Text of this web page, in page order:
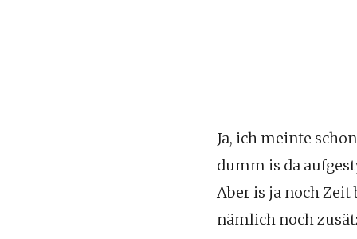
Ja, ich meinte
dumm is da
Aber is ja noch Zeit
nämlich noch